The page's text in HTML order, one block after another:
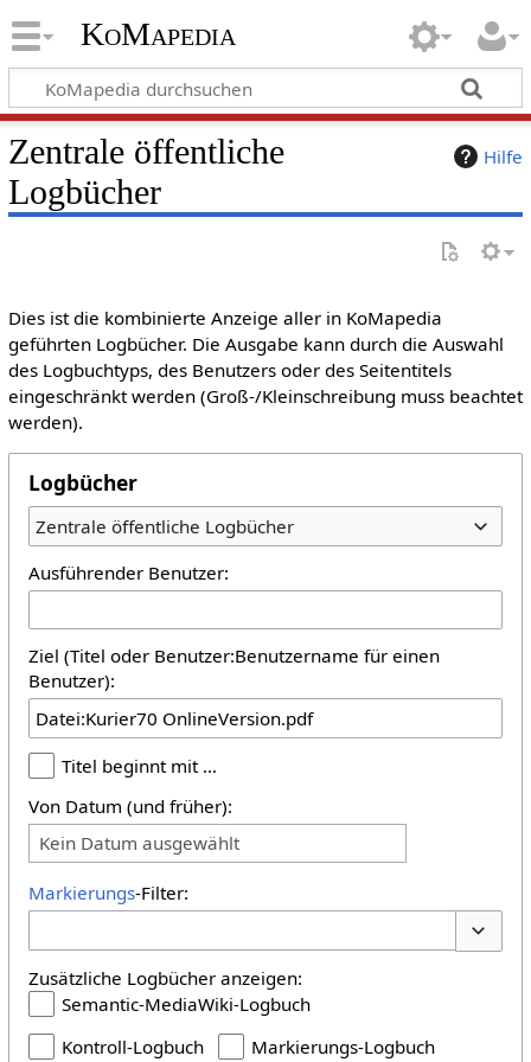
KoMapedia
Hilfe
Zentrale öffentliche
Logbücher
Dies ist die kombinierte Anzeige aller in KoMapedia
geführten Logbücher. Die Ausgabe kann durch die Auswahl
des Logbuchtyps, des Benutzers oder des Seitentitels
eingeschränkt werden (Groß-/Kleinschreibung muss beachtet
werden).
Logbücher
Zentrale öffentliche Logbücher
Ausführender Benutzer:
Ziel (Titel oder Benutzer:Benutzername für einen
Benutzer):
Titel beginnt mit …
Von Datum (und früher):
Kein Datum ausgewählt
Markierungs-Filter:
Zusätzliche Logbücher anzeigen:
Semantic-MediaWiki-Logbuch
Kontroll-Logbuch
Markierungs-Logbuch